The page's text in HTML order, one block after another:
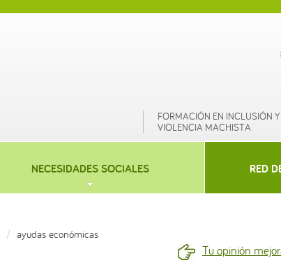
FORMACIÓN EN INCLUSIÓN Y
VIOLENCIA MACHISTA
NECESIDADES SOCIALES RED
ayudas económicas
Tu opinión